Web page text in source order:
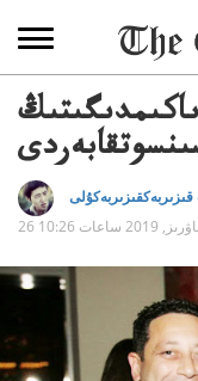
2019 ساعات 10:26